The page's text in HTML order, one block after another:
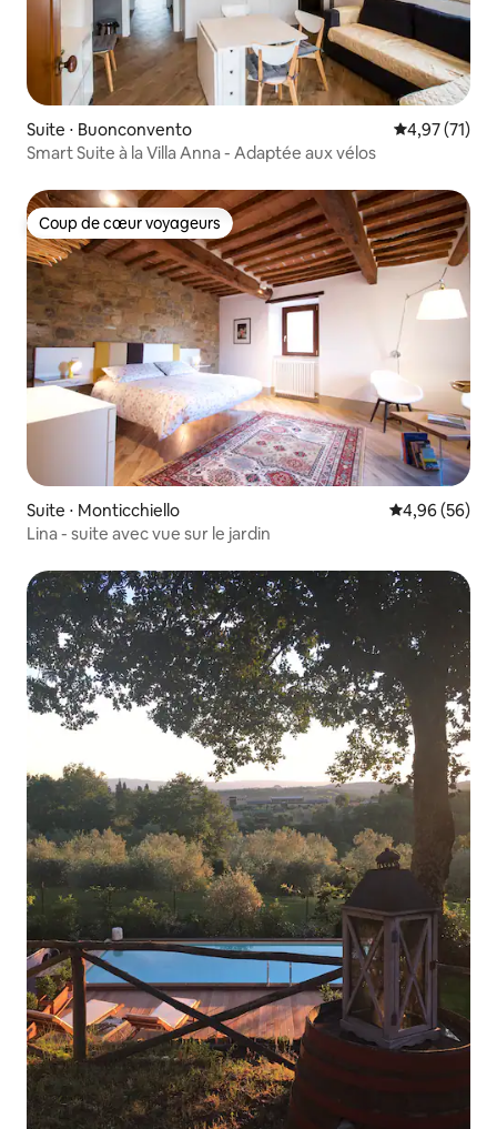
Suite ⋅ Buonconvento Évaluation
4,97 (71)
Smart Suite à la Villa Anna - Adaptée aux vélos
Coup de cœur voyageurs
Coup de cœur voyageurs
Suite ⋅ Monticchiello Évaluation
4,96 (56)
Lina - suite avec vue sur le jardin